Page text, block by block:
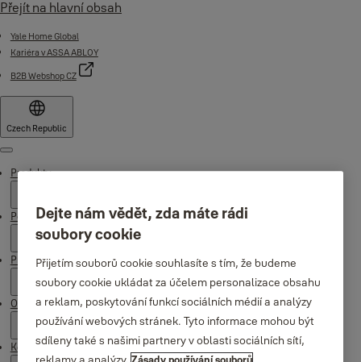
Přejít na hlavní obsah
Yale Home Global
Kariéra v ASSA ABLOY
B2B Webshop CZ
Czech Republic
Menu
Produkty
Podpora
Proč Yale
O nás
Kde koupit
Dejte nám vědět, zda máte rádi
soubory cookie
Přijetím souborů cookie souhlasíte s tím, že budeme
soubory cookie ukládat za účelem personalizace obsahu
a reklam, poskytování funkcí sociálních médií a analýzy
používání webových stránek. Tyto informace mohou být
sdíleny také s našimi partnery v oblasti sociálních sítí,